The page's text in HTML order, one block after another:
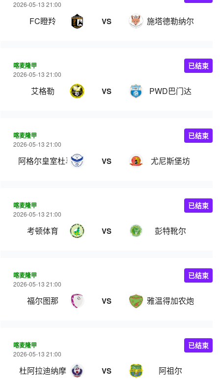
2026-05-13 21:00
FC瞪羚 VS 施塔德勒纳尔
喀麦隆甲
2026-05-13 21:00
艾格勒 VS PWD巴门达
已结束
喀麦隆甲
2026-05-13 21:00
阿格尔皇室杜马 VS 尤尼斯堡坊
已结束
喀麦隆甲
2026-05-13 21:00
考顿体育 VS 彭特靴尔
已结束
喀麦隆甲
2026-05-13 21:00
福尔图那 VS 雅温得加农炮
已结束
喀麦隆甲
2026-05-13 21:00
杜阿拉迪纳摩 VS 阿祖尔
已结束